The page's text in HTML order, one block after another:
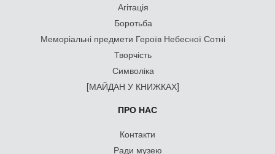
Агітація
Боротьба
Меморіальні предмети Героїв Небесної Сотні
Творчість
Символіка
[МАЙДАН У КНИЖКАХ]
ПРО НАС
Контакти
Ради музею